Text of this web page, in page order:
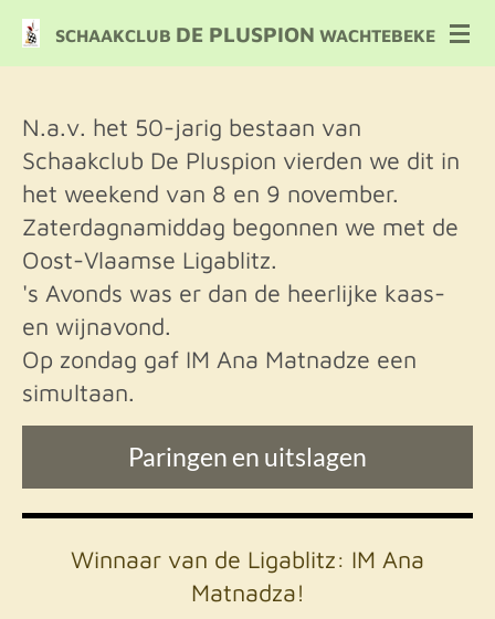
Ga
SCHAAKCLUB DE PLUSPION WACHTEBEKE
N.a.v. het 50-jarig bestaan van
Schaakclub De Pluspion vierden we dit in
het weekend van 8 en 9 november.
Zaterdagnamiddag begonnen we met de
Oost-Vlaamse Ligablitz.
's Avonds was er dan de heerlijke kaas-
en wijnavond.
Op zondag gaf IM Ana Matnadze een
simultaan.
Paringen en uitslagen
Winnaar van de Ligablitz: IM Ana
Matnadza!